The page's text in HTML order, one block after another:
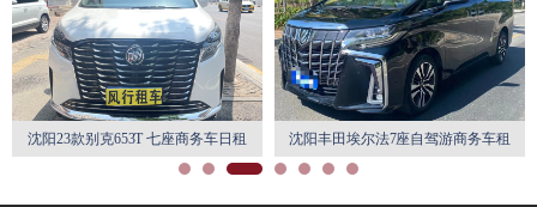
沈阳23款别克653T 七座商务车日租 沈阳丰田埃尔法7座自驾游商务车租